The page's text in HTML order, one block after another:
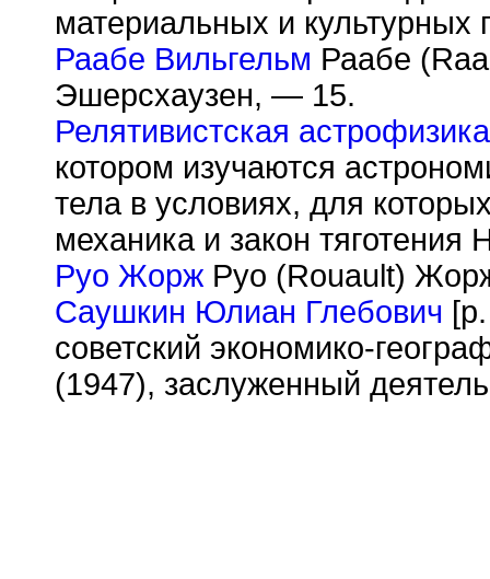
материальных и культурных
Раабе Вильгельм Раабе
Эшерсхаузен, — 15.
Релятивистская астрофизика
котором изучаются
тела в условиях, для
механика и закон тяготения
Руо Жорж Руо (Rouault)
Саушкин Юлиан Глебович
советский экономико-
(1947), заслуженный